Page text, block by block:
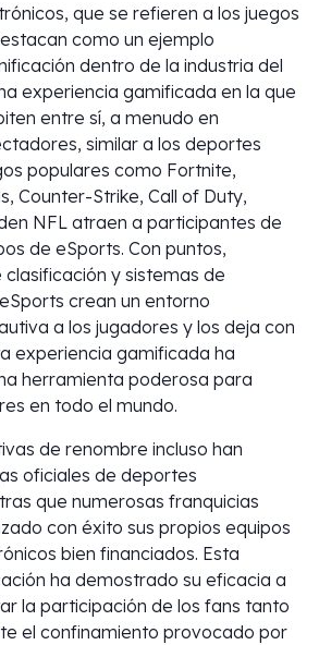
que se refieren a los juegos
como un ejemplo
dentro de la industria del
experiencia gamificada en la que
entre sí, a menudo en
similar a los deportes
populares como Fortnite,
Counter-Strike, Call of Duty,
NFL atraen a participantes de
de eSports. Con puntos,
y sistemas de
crean un entorno
a los jugadores y los deja con
experiencia gamificada ha
herramienta poderosa para
en todo el mundo.
de renombre incluso han
oficiales de deportes
que numerosas franquicias
con éxito sus propios equipos
bien financiados. Esta
ha demostrado su eficacia a
la participación de los fans tanto
el confinamiento provocado por